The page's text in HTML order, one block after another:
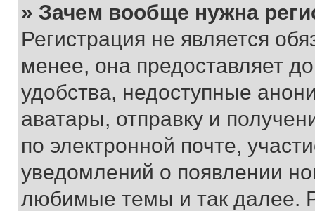
» Зачем вообще нужна
Регистрация не является
менее, она предоставляет
удобства, недоступные
аватары, отправку и
по электронной почте,
уведомлений о появлении
любимые темы и так далее.